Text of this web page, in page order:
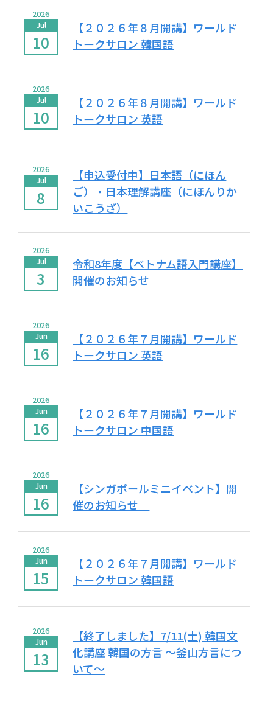
2026
Jul
10
【２０２６年８月開講】ワールド
トークサロン 韓国語
2026
Jul
10
【２０２６年８月開講】ワールド
トークサロン 英語
2026
Jul
8
【申込受付中】日本語（にほん
ご）・日本理解講座（にほんりか
いこうざ）
2026
Jul
3
令和8年度【ベトナム語入門講座】
開催のお知らせ
2026
Jun
16
【２０２６年７月開講】ワールド
トークサロン 英語
2026
Jun
16
【２０２６年７月開講】ワールド
トークサロン 中国語
2026
Jun
16
【シンガポールミニイベント】開
催のお知らせ
2026
Jun
15
【２０２６年７月開講】ワールド
トークサロン 韓国語
2026
Jun
13
【終了しました】7/11(土) 韓国文
化講座 韓国の方言 ～釜山方言につ
いて～